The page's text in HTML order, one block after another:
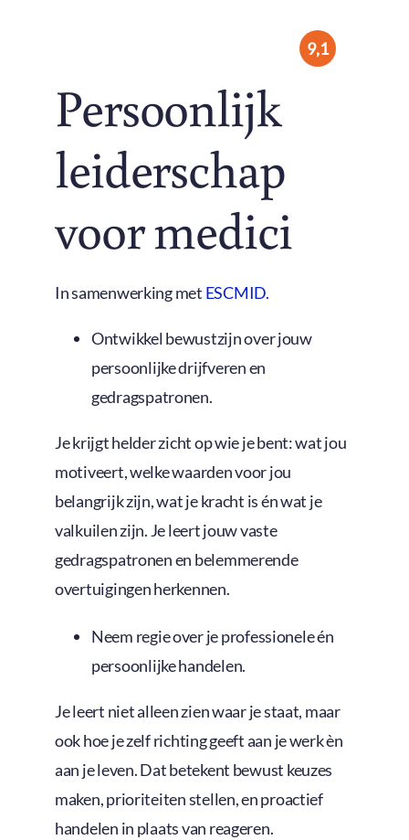
9,1
Persoonlijk
leiderschap
voor medici
In samenwerking met ESCMID.
Ontwikkel bewustzijn over jouw
persoonlijke drijfveren en
gedragspatronen.
Je krijgt helder zicht op wie je bent: wat jou
motiveert, welke waarden voor jou
belangrijk zijn, wat je kracht is én wat je
valkuilen zijn. Je leert jouw vaste
gedragspatronen en belemmerende
overtuigingen herkennen.
Neem regie over je professionele én
persoonlijke handelen.
Je leert niet alleen zien waar je staat, maar
ook hoe je zelf richting geeft aan je werk èn
aan je leven. Dat betekent bewust keuzes
maken, prioriteiten stellen, en proactief
handelen in plaats van reageren.